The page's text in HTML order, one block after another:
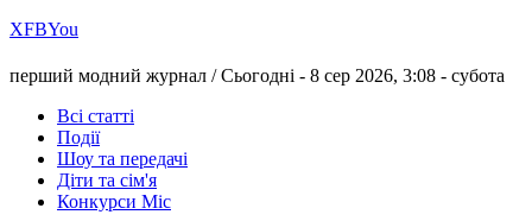
ХFBYou
перший модний журнал /Сьогодні - 8 сер 2026, 3:08 - субота
Всі статті
Події
Шоу та передачі
Діти та сім'я
Конкурси Міс